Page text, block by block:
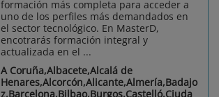
formación más completa para acceder a
uno de los perfiles más demandados en
el sector tecnológico. En MasterD,
encotrarás formación integral y
actualizada en el ...
A Coruña,Albacete,Alcalá de
Henares,Alcorcón,Alicante,Almería,Badajo
z,Barcelona,Bilbao,Burgos,Castelló,Ciuda